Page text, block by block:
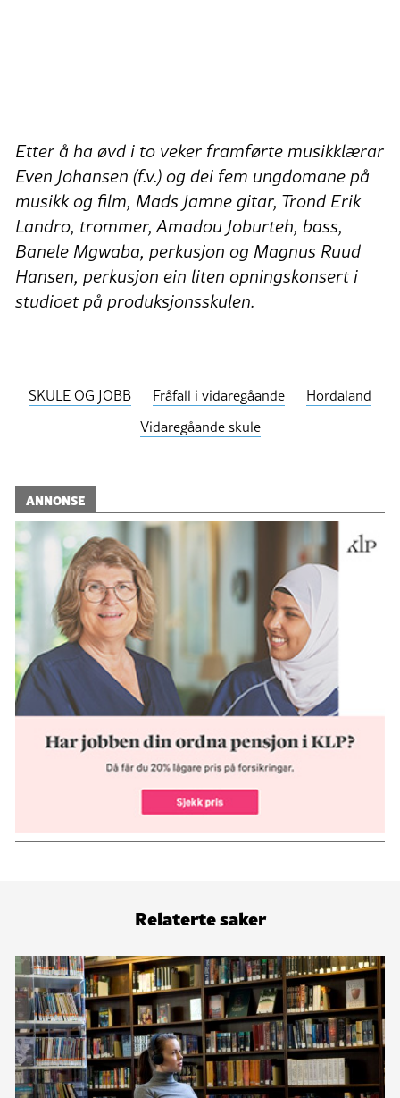
Etter å ha øvd i to veker framførte musikklærar
Even Johansen (f.v.) og dei fem ungdomane på
musikk og film, Mads Jamne gitar, Trond Erik
Landro, trommer, Amadou Joburteh, bass,
Banele Mgwaba, perkusjon og Magnus Ruud
Hansen, perkusjon ein liten opningskonsert i
studioet på produksjonsskulen.
SKULE OG JOBB Fråfall i vidaregåande
Hordaland
Vidaregåande skule
ANNONSE
Relaterte saker